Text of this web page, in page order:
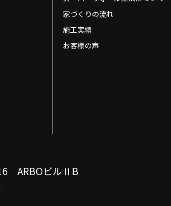
家づくりの流れ
施工実績
お客様の声
ARBOビルⅡB